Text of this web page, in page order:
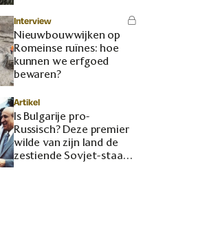
Interview
Nieuwbouwwijken op
Romeinse ruïnes: hoe
kunnen we erfgoed
bewaren?
Artikel
Is Bulgarije pro-
Russisch? Deze premier
wilde van zijn land de
zestiende Sovjet-staat
maken